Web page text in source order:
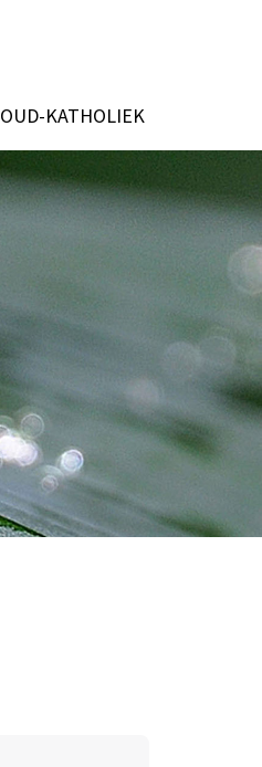
OUD-KATHOLIEK